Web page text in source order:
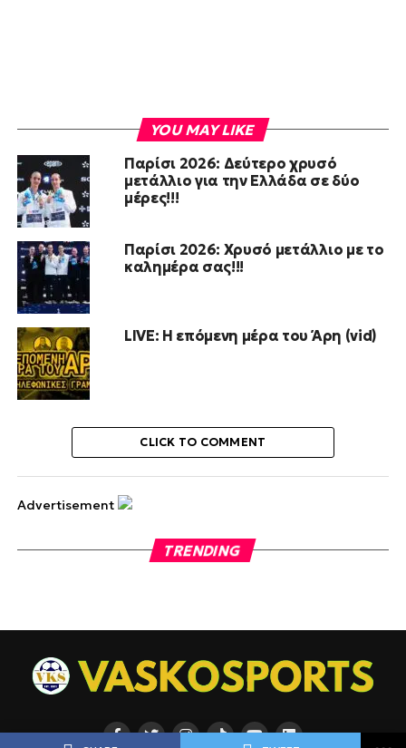
YOU MAY LIKE
Παρίσι 2026: Δεύτερο χρυσό
μετάλλιο για την Ελλάδα σε δύο
μέρες!!!
Παρίσι 2026: Χρυσό μετάλλιο με το
καλημέρα σας!!!
LIVE: Η επόμενη μέρα του Άρη (vid)
CLICK TO COMMENT
Advertisement
TRENDING